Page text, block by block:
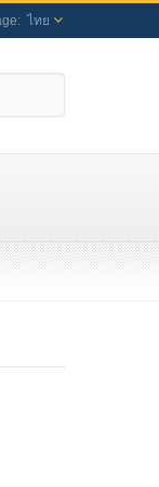
ไทย